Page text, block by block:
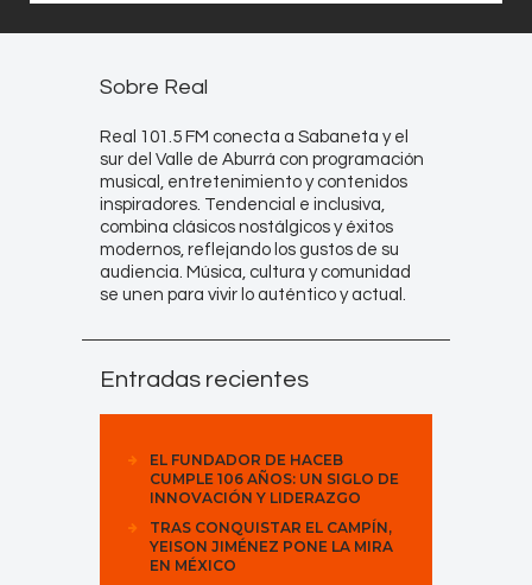
Sobre Real
Real 101.5 FM conecta a Sabaneta y el
sur del Valle de Aburrá con programación
musical, entretenimiento y contenidos
inspiradores. Tendencial e inclusiva,
combina clásicos nostálgicos y éxitos
modernos, reflejando los gustos de su
audiencia. Música, cultura y comunidad
se unen para vivir lo auténtico y actual.
Entradas recientes
EL FUNDADOR DE HACEB
CUMPLE 106 AÑOS: UN SIGLO DE
INNOVACIÓN Y LIDERAZGO
TRAS CONQUISTAR EL CAMPÍN,
YEISON JIMÉNEZ PONE LA MIRA
EN MÉXICO